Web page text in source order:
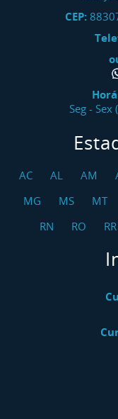
CEP:
Seg -
AC AL AM
MG
MS MT
RN
RO RR